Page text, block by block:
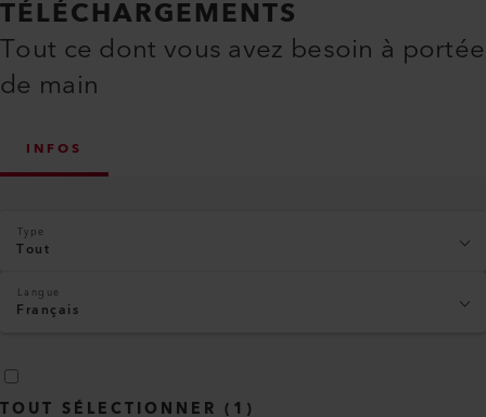
TÉLÉCHARGEMENTS
Tout ce dont vous avez besoin à portée
de main
INFOS
Type
Tout
Langue
Français
TOUT SÉLECTIONNER ( 1 )